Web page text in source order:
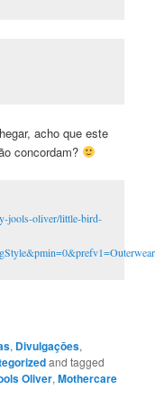
acho que este
concordam?
jools-oliver/little-bird-
, Divulgaçōes,
and tagged
Oliver,Mothercare